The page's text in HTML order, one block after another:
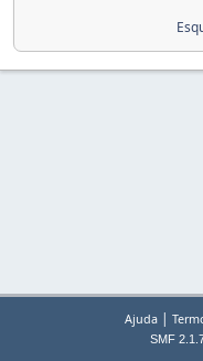
Ajuda|
SMF